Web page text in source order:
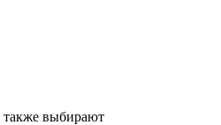
также выбирают